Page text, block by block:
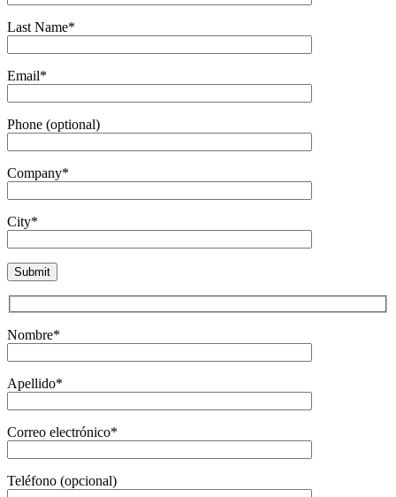
Last Name*
Email*
Phone (optional)
Company*
City*
Nombre*
Apellido*
Correo electrónico*
Teléfono (opcional)